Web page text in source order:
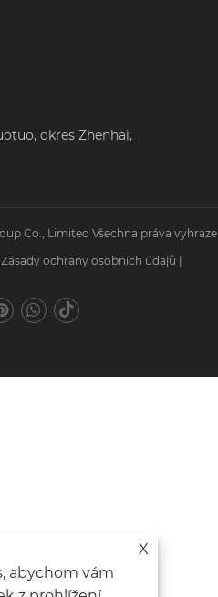
okres Zhenhai,
Co., Limited Všechna práva
Zásady ochrany osobních údajů
X
abychom vám